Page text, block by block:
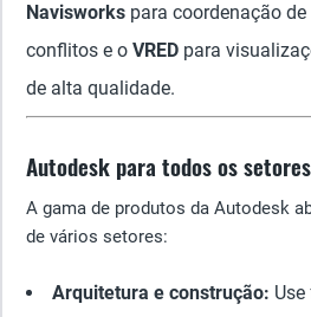
Navisworks para coordenação
conflitos e o VRED para
de alta qualidade.
Autodesk para todos os setores
A gama de produtos da Autodesk
de vários setores:
Arquitetura e construção: